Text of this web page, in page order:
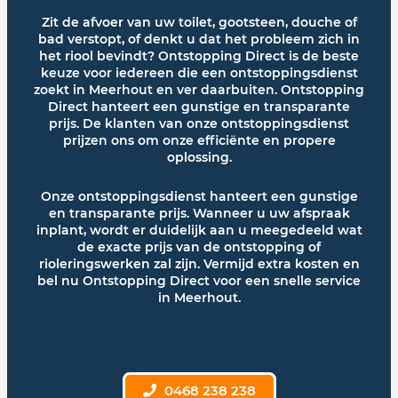
Zit de afvoer van uw toilet, gootsteen, douche of
bad verstopt, of denkt u dat het probleem zich in
het riool bevindt? Ontstopping Direct is de beste
keuze voor iedereen die een ontstoppingsdienst
zoekt in Meerhout en ver daarbuiten. Ontstopping
Direct hanteert een gunstige en transparante
prijs. De klanten van onze ontstoppingsdienst
prijzen ons om onze efficiënte en propere
oplossing.
Onze ontstoppingsdienst hanteert een gunstige
en transparante prijs. Wanneer u uw afspraak
inplant, wordt er duidelijk aan u meegedeeld wat
de exacte prijs van de ontstopping of
rioleringswerken zal zijn. Vermijd extra kosten en
bel nu Ontstopping Direct voor een snelle service
in Meerhout.
0468 238 238